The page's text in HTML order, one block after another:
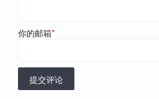
你的邮箱*
提交评论